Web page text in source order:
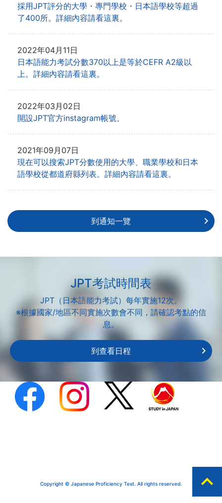
採用JPT評分的大學・專門學校・日本語學校等超過
了400所。詳細內容請看這裏。
2022年04月11日
日本語能力考試分數370以上是等於CEFR A2級以
上。詳細內容請看這裏。
2022年03月02日
開設JPT官方instagram帳號。
2021年09月07日
現在可以搜索JPT分數使用的大學、職業學校和日本
語學校從都道府縣列表。詳細內容請看這裏。
到通知一覽
JPT考試時間表
JPT（日本語能力考試）每年實施12次。
※根據國家/地區不同實施次數會不同，請確認考點的信
息。
到查看日程
Copyright © Japanese Proficiency Test. All rights reserved. expand_less